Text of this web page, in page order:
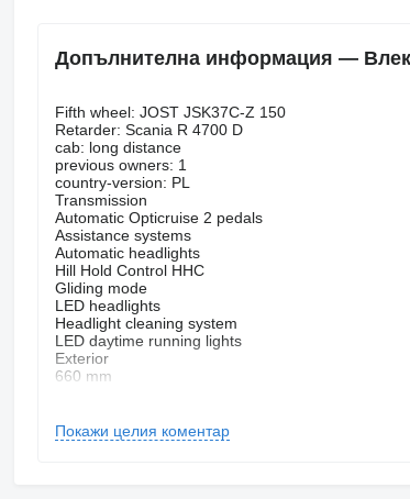
Допълнителна информация —
Fifth wheel: JOST JSK37C-Z 150
Retarder: Scania R 4700 D
cab: long distance
previous owners: 1
country-version: PL
Transmission
Automatic Opticruise 2 pedals
Assistance systems
Automatic headlights
Hill Hold Control HHC
Gliding mode
LED headlights
Headlight cleaning system
LED daytime running lights
Exterior
660 mm
Side panels
Upper and lower bed
Покажи целия коментар